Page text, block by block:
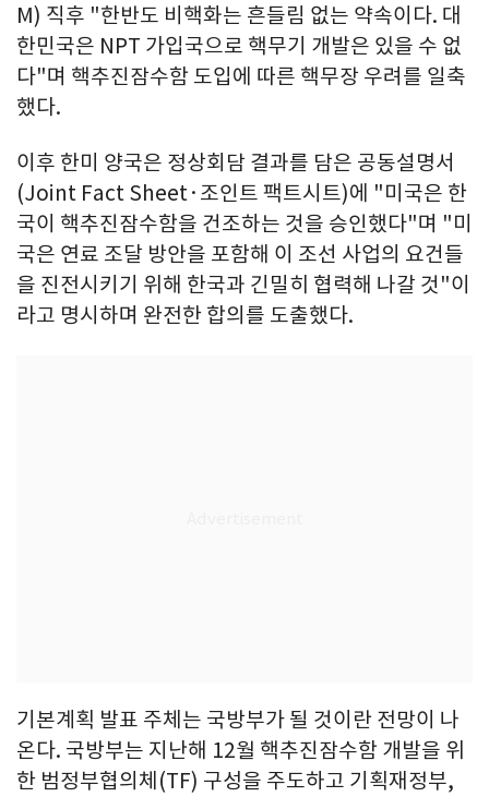
M) 직후 "한반도 비핵화는 흔들림 없는 약속이다. 대
한민국은 NPT 가입국으로 핵무기 개발은 있을 수 없
다"며 핵추진잠수함 도입에 따른 핵무장 우려를 일축
했다.
이후 한미 양국은 정상회담 결과를 담은 공동설명서
(Joint Fact Sheet·조인트 팩트시트)에 "미국은 한
국이 핵추진잠수함을 건조하는 것을 승인했다"며 "미
국은 연료 조달 방안을 포함해 이 조선 사업의 요건들
을 진전시키기 위해 한국과 긴밀히 협력해 나갈 것"이
라고 명시하며 완전한 합의를 도출했다.
기본계획 발표 주체는 국방부가 될 것이란 전망이 나
온다. 국방부는 지난해 12월 핵추진잠수함 개발을 위
한 범정부협의체(TF) 구성을 주도하고 기획재정부,